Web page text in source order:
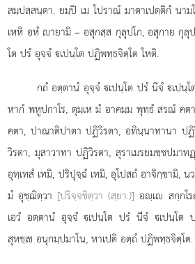
สมฺปสฺสนฺตา. ยมฺปิ เม โปราณํ มาตาเปตฺติกํ นา
เหหิ อหํ ายามิ – อสุกสฺส กุลุปโก, อสุกาย กุลุ
โต ปรํ อุจฺจํ เปนฺโต ปฏิพทฺธจิตฺโต โหติ.
กถํ อตฺตานํ อุจฺจํ เปนฺโต ปรํ นีจํ เปนฺ
หากํ พหูปกาโร, ตุมฺเห มํ อาคมฺม พุทฺธํ สรณํ ค
คตา, ปาณาติปาตา ปฏิวิรตา, อทินฺนาทานา ปฏิ
วิรตา, มุสาวาทา ปฏิวิรตา, สุราเมรยมชฺชปมา
อุทฺเทสํ เทมิ, ปริปุจฺฉํ เทมิ, อุโปสถํ อาจิกฺขามิ,
มํ อุชฺฌิตฺวา [ปริจฺจชิตฺวา (สฺยา.)] อฺเ สกฺกโ
เอวํ อตฺตานํ อุจฺจํ เปนฺโต ปรํ นีจํ เปนฺโต
สุหชฺเช อนุกมฺปมาโน, หาเปติ อตฺถํ ปฏิพทฺธจิตฺโต.